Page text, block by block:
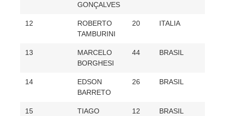
GONÇALVES
12
ROBERTO
TAMBURINI
20 ITALIA
13
MARCELO
BORGHESI
44 BRASIL
14
EDSON
BARRETO
26 BRASIL
15
TIAGO
12 BRASIL